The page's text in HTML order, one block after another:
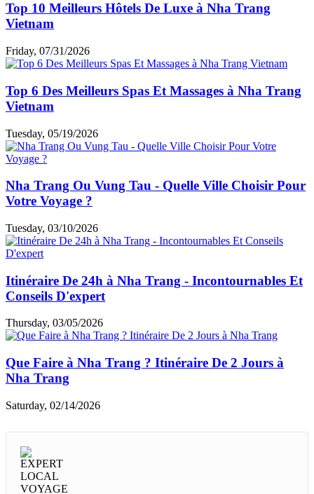
Top 10 Meilleurs Hôtels De Luxe à Nha Trang
Vietnam
Friday, 07/31/2026
Top 6 Des Meilleurs Spas Et Massages à Nha Trang
Vietnam
Tuesday, 05/19/2026
Nha Trang Ou Vung Tau - Quelle Ville Choisir Pour
Votre Voyage ?
Tuesday, 03/10/2026
Itinéraire De 24h à Nha Trang - Incontournables Et
Conseils D'expert
Thursday, 03/05/2026
Que Faire à Nha Trang ? Itinéraire De 2 Jours à
Nha Trang
Saturday, 02/14/2026